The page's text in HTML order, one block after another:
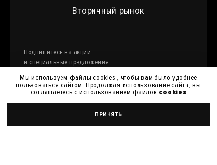
ДОБАВИТЬ В КОРЗИНУ
Вторичный рынок
Подпишитесь на акции
и специальные предложения
и их передачу для получения кэшбэк.
Я согласен сполитикой конфиденциальности
Мы используем файлы cookies , чтобы вам было удобнее
пользоваться сайтом. Продолжая использование сайта, вы
соглашаетесь с использованием файлов cookies
ПРИНЯТЬ